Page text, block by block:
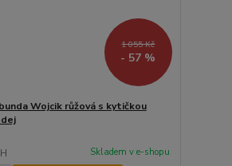
1 055 Kč
- 57 %
Wojcik růžová s kytičkou
Skladem v e-shopu